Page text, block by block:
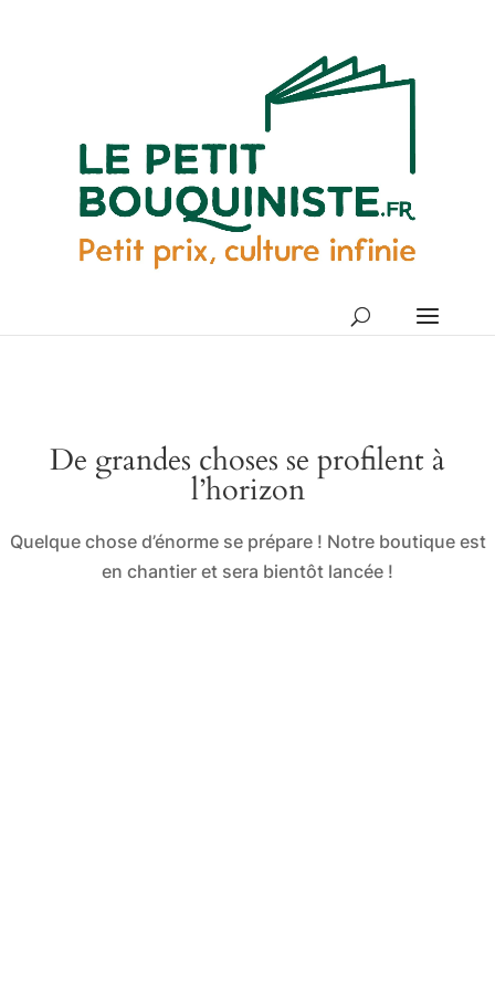
De grandes choses se profilent à
l’horizon
Quelque chose d’énorme se prépare ! Notre boutique est
en chantier et sera bientôt lancée !